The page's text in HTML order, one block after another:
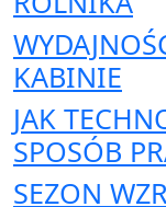
KABINIE
JAK
SPOSÓB
SEZON